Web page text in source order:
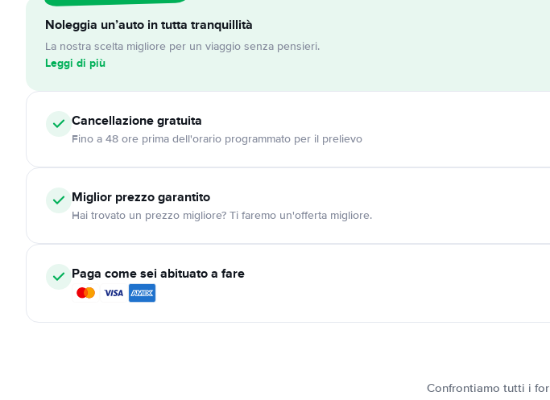
Noleggia un’auto in tutta tranquillità
La nostra scelta migliore per un viaggio senza pensieri.
Leggi di più
Cancellazionegratuita
Fino a 48 ore prima dell'orario programmato per il prelievo
Miglior prezzo garantito
Hai trovato un prezzo migliore? Ti faremo un'offerta migliore.
Paga come sei abituato a fare
Confrontiamo tutti i